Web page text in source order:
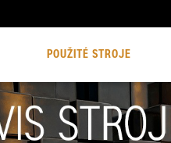
POUŽITÉ STROJE